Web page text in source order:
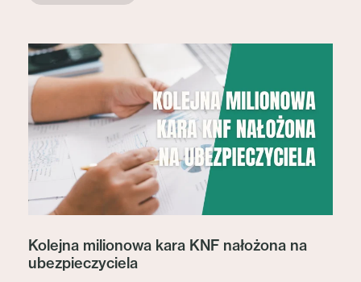
Kolejna milionowa kara KNF nałożona na
ubezpieczyciela